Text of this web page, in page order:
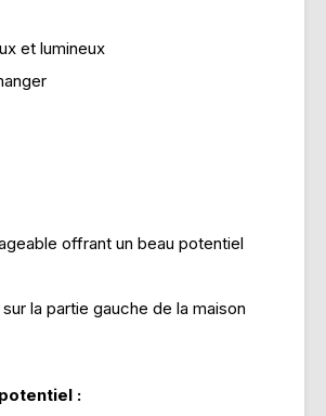
et lumineux
offrant un beau potentiel
la partie gauche de la maison
: